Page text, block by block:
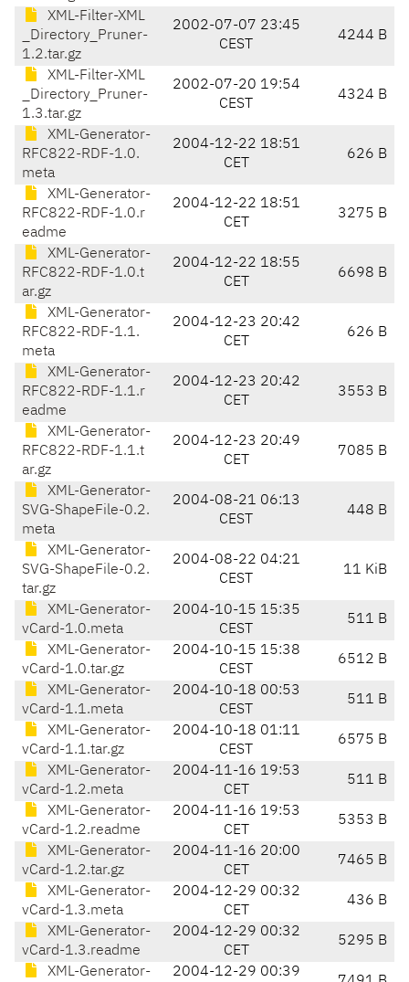
XML-Filter-XML
_Directory_Pruner-
1.2.tar.gz
2002-07-07 23:45
CEST
4244 B
XML-Filter-XML
_Directory_Pruner-
1.3.tar.gz
2002-07-20 19:54
CEST
4324 B
XML-Generator-
RFC822-RDF-1.0.
meta
2004-12-22 18:51
CET
626 B
XML-Generator-
RFC822-RDF-1.0.r
eadme
2004-12-22 18:51
CET
3275 B
XML-Generator-
RFC822-RDF-1.0.t
ar.gz
2004-12-22 18:55
CET
6698 B
XML-Generator-
RFC822-RDF-1.1.
meta
2004-12-23 20:42
CET
626 B
XML-Generator-
RFC822-RDF-1.1.r
eadme
2004-12-23 20:42
CET
3553 B
XML-Generator-
RFC822-RDF-1.1.t
ar.gz
2004-12-23 20:49
CET
7085 B
XML-Generator-
SVG-ShapeFile-0.2.
meta
2004-08-21 06:13
CEST
448 B
XML-Generator-
SVG-ShapeFile-0.2.
tar.gz
2004-08-22 04:21
CEST
11 KiB
XML-Generator-
vCard-1.0.meta
2004-10-15 15:35
CEST
511 B
XML-Generator-
vCard-1.0.tar.gz
2004-10-15 15:38
CEST
6512 B
XML-Generator-
vCard-1.1.meta
2004-10-18 00:53
CEST
511 B
XML-Generator-
vCard-1.1.tar.gz
2004-10-18 01:11
CEST
6575 B
XML-Generator-
vCard-1.2.meta
2004-11-16 19:53
CET
511 B
XML-Generator-
vCard-1.2.readme
2004-11-16 19:53
CET
5353 B
XML-Generator-
vCard-1.2.tar.gz
2004-11-16 20:00
CET
7465 B
XML-Generator-
vCard-1.3.meta
2004-12-29 00:32
CET
436 B
XML-Generator-
vCard-1.3.readme
2004-12-29 00:32
CET
5295 B
XML-Generator- 2004-12-29 00:39